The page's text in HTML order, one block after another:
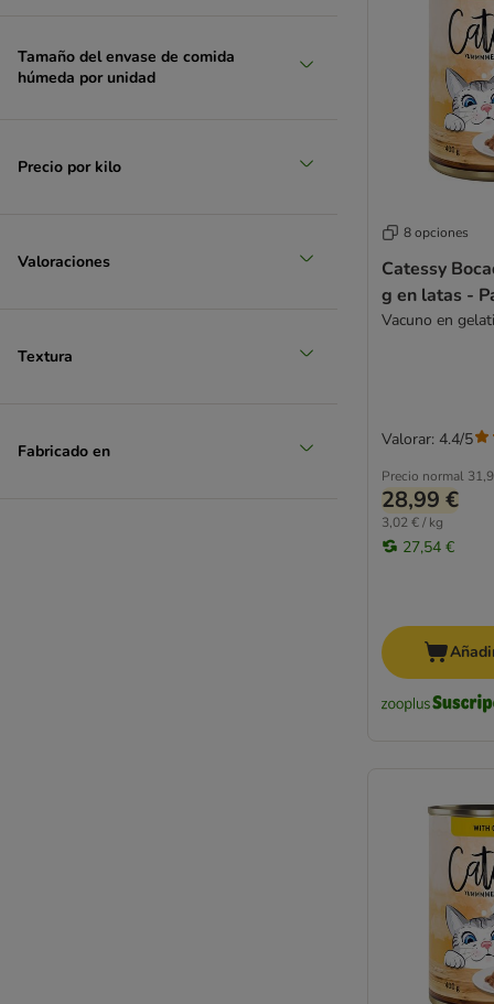
Hill's Prescription Diet
Hill's Science Plan
Josera
Kitty Kat
Lucky Lou
MERA
Tamaño del envase de comida
húmeda por unidad
Precio por kilo
Valoraciones
Textura
Fabricado en
8 opciones
Catessy
g en latas -
Vacuno en
Precio normal
28,99 €
3,02 € / kg
27,54 €
Valorar: 4.4/5